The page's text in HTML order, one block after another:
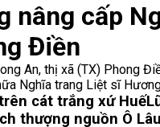
nâng cấp
Điền
An, thị xã (TX) Phong
Nghĩa trang Liệt sĩ
cát trắng xứ Huế
thượng nguồn Ô